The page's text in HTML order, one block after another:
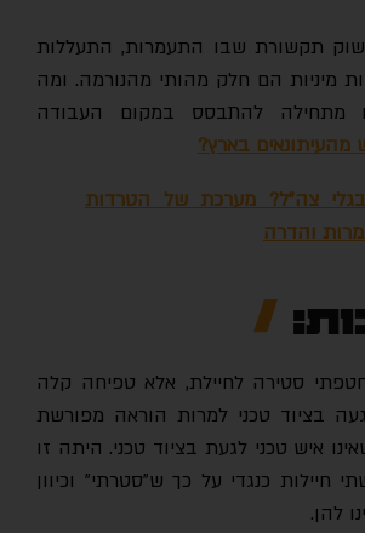
תקשורת שבו התעמרות, התעללות
הם חלק מהותי מהנורמה. ומה
להתבסס במקום העבודה
בארץ?
צה"ל? מערכת של הטרדות
והדרה
סטירה לחיילת, אלא טפיחה קלה
טכני למרות הוראה מפורשת
איש טכני לגעת בציוד טכני. היתה זו
כנגדי על כך ש"סטרתי" וכיוון